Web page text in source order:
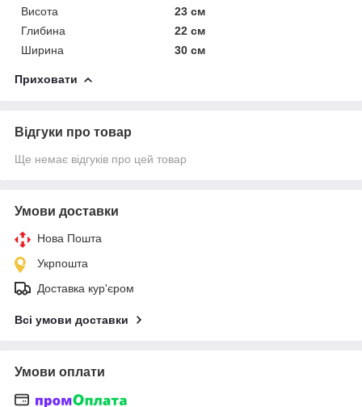
Висота
23 см
Глибина
22 см
Ширина
30 см
Приховати
Відгуки про товар
Ще немає відгуків про цей товар
Умови доставки
Нова Пошта
Укрпошта
Доставка кур'єром
Всі умови доставки
Умови оплати